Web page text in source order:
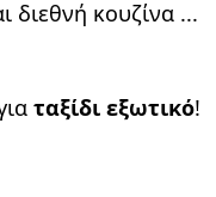
διεθνή κουζίνα ...
ταξίδι εξωτικό!